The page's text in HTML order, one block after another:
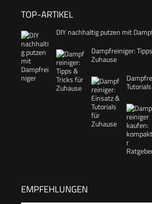
TOP-ARTIKEL
DIY nachhaltig putzen mit
Dampfreiniger:
Zuhause
EMPFEHLUNGEN